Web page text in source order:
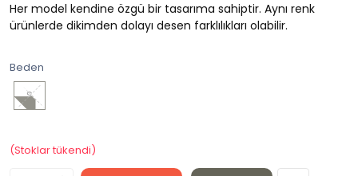
Her model kendine özgü bir tasarıma sahiptir. Aynı renk
ürünlerde dikimden dolayı desen farklılıkları olabilir.
Beden
S
(Stoklar tükendi)